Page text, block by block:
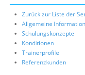
Zurück zur Liste der
Allgemeine
Schulungskonzepte
Konditionen
Trainerprofile
Referenzkunden